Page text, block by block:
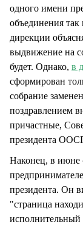
одного имени
объединения
дирекции
выдвижение на
будет. Однако, в
сформирован
собрание
поздравлением
причастные,
президента
Наконец, в июне
президента. Он
"страница